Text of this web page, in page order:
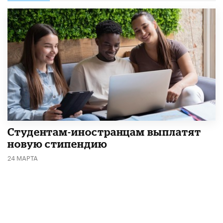
Студентам-иностранцам выплатят
новую стипендию
24 МАРТА